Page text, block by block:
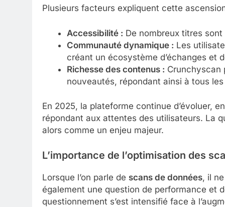
Plusieurs facteurs expliquent cette
Accessibilité : De nombreux titres
Communauté dynamique : Les
créant un écosystème d’échanges et
Richesse des contenus : Crunchyscan
nouveautés, répondant ainsi à tous
En 2025, la plateforme continue d’évoluer,
répondant aux attentes des utilisateurs. La
alors comme un enjeu majeur.
L’importance de l’optimisation des
Lorsque l’on parle de scans de données, il
également une question de performance et
questionnement s’est intensifié face à